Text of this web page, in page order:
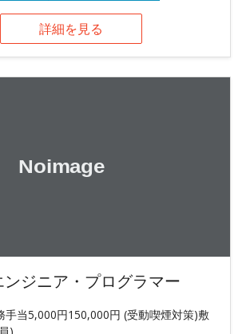
詳細を見る
ンジニア・プログラマー
手当5,000円150,000円 (受動喫煙対策)敷